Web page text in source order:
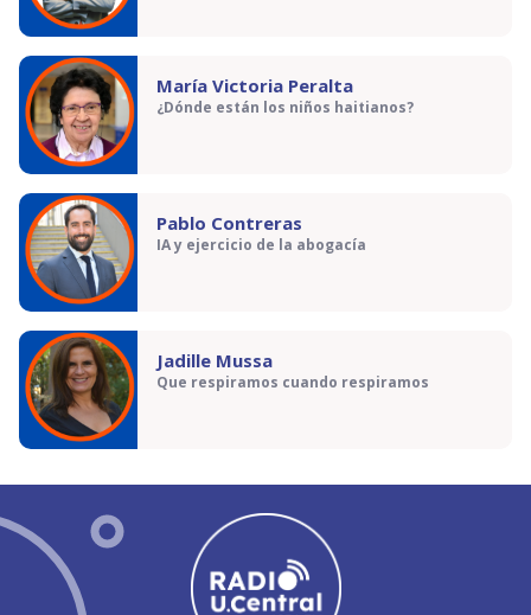
María Victoria Peralta
¿Dónde están los niños haitianos?
Pablo Contreras
IA y ejercicio de la abogacía
Jadille Mussa
Que respiramos cuando respiramos